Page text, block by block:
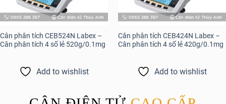
Cân phân tích CEB524N Labex –
Cân phân tích 4 số lẻ 520g/0.1mg
Add to wishlist
Cân phân tích CEB424N Labex –
Cân phân tích 4 số lẻ 420g/0.1mg
Add to wishlist